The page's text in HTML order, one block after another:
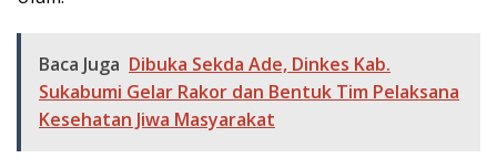
Baca Juga Dibuka Sekda Ade, Dinkes Kab.
Sukabumi Gelar Rakor dan Bentuk Tim Pelaksana
Kesehatan Jiwa Masyarakat